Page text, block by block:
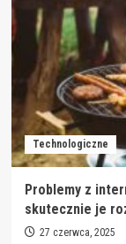
Technologiczne
Problemy z
skutecznie je
27 czerwca, 2025